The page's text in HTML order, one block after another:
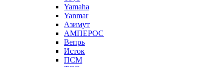
Yamaha
Yanmar
Азимут
АМПЕРОС
Вепрь
Исток
ПСМ